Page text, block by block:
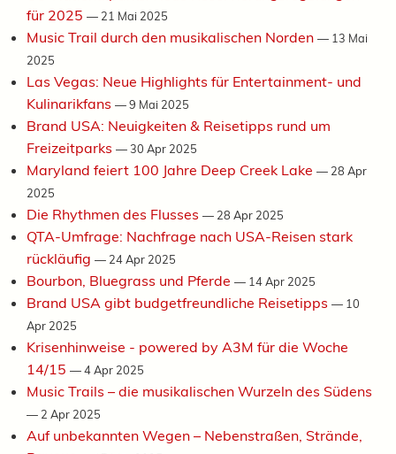
für 2025 — 21 Mai 2025
Music Trail durch den musikalischen Norden — 13 Mai
2025
Las Vegas: Neue Highlights für Entertainment- und
Kulinarikfans —9 Mai 2025
Brand USA: Neuigkeiten & Reisetipps rund um
Freizeitparks —30 Apr 2025
Maryland feiert 100 Jahre Deep Creek Lake — 28 Apr
2025
Die Rhythmen des Flusses — 28 Apr 2025
QTA-Umfrage: Nachfrage nach USA-Reisen stark
rückläufig — 24 Apr 2025
Bourbon, Bluegrass und Pferde — 14 Apr 2025
Brand USA gibt budgetfreundliche Reisetipps — 10
Apr 2025
Krisenhinweise - powered by A3M für die Woche
14/15 —4 Apr 2025
Music Trails – die musikalischen Wurzeln des Südens
— 2 Apr 2025
Auf unbekannten Wegen – Nebenstraßen, Strände,